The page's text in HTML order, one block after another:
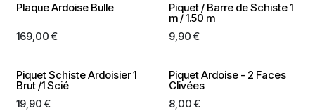
Plaque Ardoise Bulle
169,00€
Piquet / Barre de Schiste 1
m / 1.50 m
9,90€
Piquet Schiste Ardoisier 1
Brut /1 Scié
19,90€
Piquet Ardoise - 2 Faces
Clivées
8,00€